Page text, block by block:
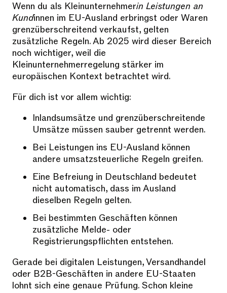
Wenn du als Kleinunternehmerin Leistungen an
Kundinnen im EU-Ausland erbringst oder Waren
grenzüberschreitend verkaufst, gelten
zusätzliche Regeln. Ab 2025 wird dieser Bereich
noch wichtiger, weil die
Kleinunternehmerregelung stärker im
europäischen Kontext betrachtet wird.
Für dich ist vor allem wichtig:
Inlandsumsätze und grenzüberschreitende
Umsätze müssen sauber getrennt werden.
Bei Leistungen ins EU-Ausland können
andere umsatzsteuerliche Regeln greifen.
Eine Befreiung in Deutschland bedeutet
nicht automatisch, dass im Ausland
dieselben Regeln gelten.
Bei bestimmten Geschäften können
zusätzliche Melde- oder
Registrierungspflichten entstehen.
Gerade bei digitalen Leistungen, Versandhandel
oder B2B-Geschäften in andere EU-Staaten
lohnt sich eine genaue Prüfung. Schon kleine